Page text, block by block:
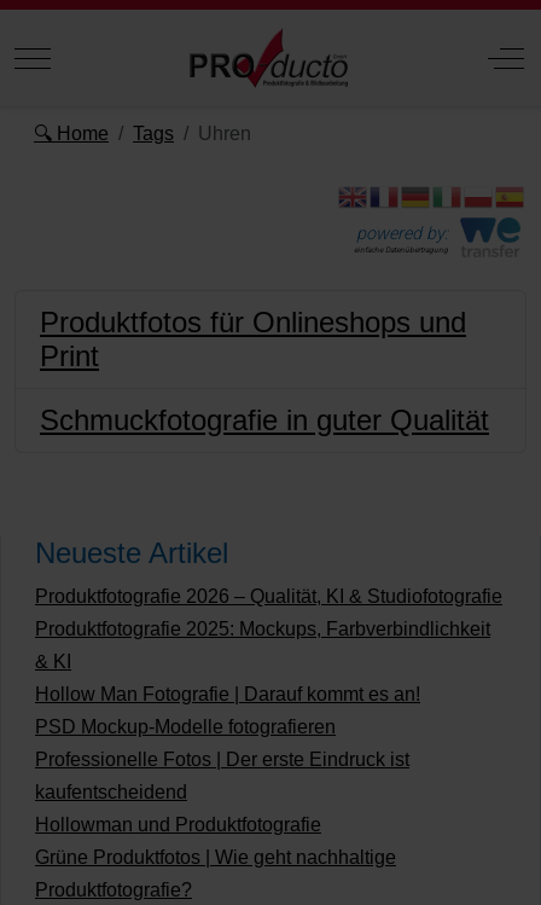
Mobile Menu Toggle Off-
🔍 Home Tags Uhren
powered by:
einfache Datenübertragung
Produktfotos für Onlineshops und
Print
Schmuckfotografie in guter Qualität
Neueste Artikel
Produktfotografie 2026 – Qualität, KI & Studiofotografie
Produktfotografie 2025: Mockups, Farbverbindlichkeit
& KI
Hollow Man Fotografie | Darauf kommt es an!
PSD Mockup-Modelle fotografieren
Professionelle Fotos | Der erste Eindruck ist
kaufentscheidend
Hollowman und Produktfotografie
Grüne Produktfotos | Wie geht nachhaltige
Produktfotografie?